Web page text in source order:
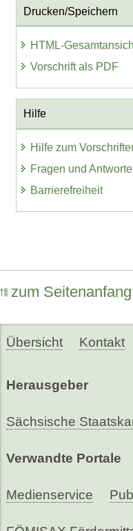
Drucken/Speichern
HTML-
Vorschrift als PDF
Hilfe
Hilfe zum
Fragen und
Barrierefreiheit
zum Seitenanfang
Übersicht Kontakt
Herausgeber
Sächsische
Verwandte Portale
Medienservice